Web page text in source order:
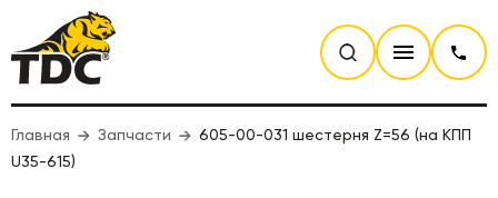
Главная Запчасти
605-00-031 шестерня Z=56 (на КПП
U35-615)